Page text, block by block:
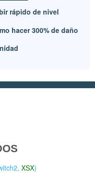
rápido de nivel
hacer 300% de daño
,XSX)